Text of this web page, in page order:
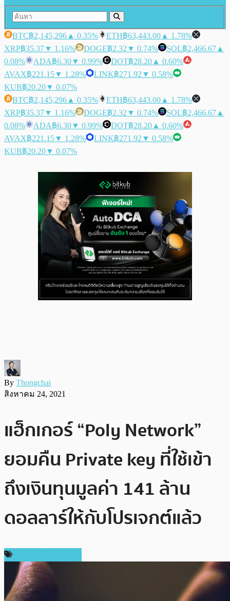
BTC฿2,145,296 ▲ 0.35% ETH฿63,443.00 ▲ 1.78%
XRP฿35.37▼ 1.16% DOGE฿2.32 ▼ 0.74% SOL฿2,466.67 ▲
0.08%
ADA฿6.30▼ 0.99% DOT฿28.20 ▲ 0.60%
AVAX฿221.15▼ 1.28% LINK฿271.92 ▼ 0.58%
KUB฿20.20▼ 0.07%
BTC฿2,145,296 ▲ 0.35% ETH฿63,443.00 ▲ 1.78%
XRP฿35.37▼ 1.16% DOGE฿2.32 ▼ 0.74% SOL฿2,466.67 ▲
0.08%
ADA฿6.30▼ 0.99% DOT฿28.20 ▲ 0.60%
AVAX฿221.15▼ 1.28% LINK฿271.92 ▼ 0.58%
KUB฿20.20▼ 0.07%
By Thongchai
สิงหาคม 24, 2021
แฮ็กเกอร์ “Poly Network”
ยอมคืน Private key ที่ใช้เข้า
ถึงเงินทุนมูลค่า 141 ล้าน
ดอลลาร์ให้กับโปรเจกต์แล้ว